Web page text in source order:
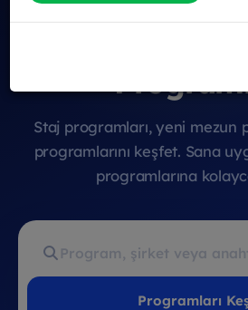
Genç
Staj programları, yeni mezun
programlarını keşfet. Sana
programlarına
Programları